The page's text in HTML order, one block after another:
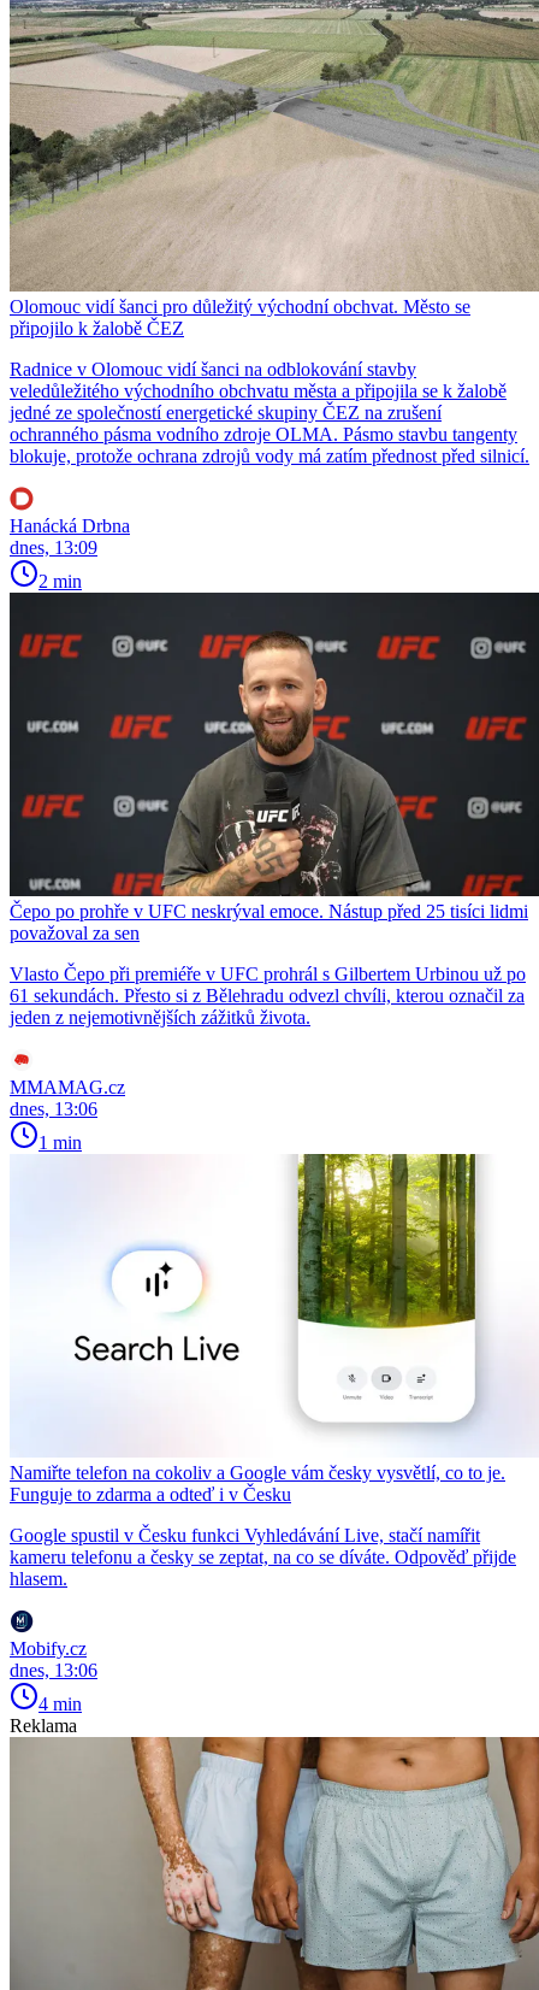
Olomouc vidí šanci pro důležitý východní obchvat. Město se
připojilo k žalobě ČEZ
Radnice v Olomouc vidí šanci na odblokování stavby
veledůležitého východního obchvatu města a připojila se k žalobě
jedné ze společností energetické skupiny ČEZ na zrušení
ochranného pásma vodního zdroje OLMA. Pásmo stavbu tangenty
blokuje, protože ochrana zdrojů vody má zatím přednost před silnicí.
Hanácká Drbna
dnes, 13:09
2 min
Čepo po prohře v UFC neskrýval emoce. Nástup před 25 tisíci lidmi
považoval za sen
Vlasto Čepo při premiéře v UFC prohrál s Gilbertem Urbinou už po
61 sekundách. Přesto si z Bělehradu odvezl chvíli, kterou označil za
jeden z nejemotivnějších zážitků života.
MMAMAG.cz
dnes, 13:06
1 min
Namiřte telefon na cokoliv a Google vám česky vysvětlí, co to je.
Funguje to zdarma a odteď i v Česku
Google spustil v Česku funkci Vyhledávání Live, stačí namířit
kameru telefonu a česky se zeptat, na co se díváte. Odpověď přijde
hlasem.
Mobify.cz
dnes, 13:06
4 min
Reklama